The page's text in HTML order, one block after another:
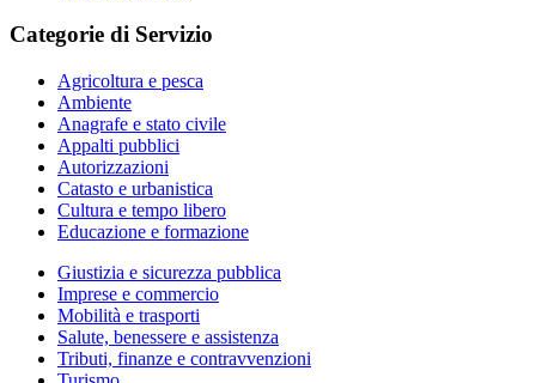
Categorie di Servizio
Agricoltura e pesca
Ambiente
Anagrafe e stato civile
Appalti pubblici
Autorizzazioni
Catasto e urbanistica
Cultura e tempo libero
Educazione e formazione
Giustizia e sicurezza pubblica
Imprese e commercio
Mobilità e trasporti
Salute, benessere e assistenza
Tributi, finanze e contravvenzioni